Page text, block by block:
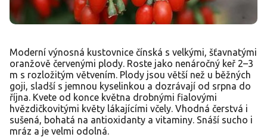
Moderní výnosná kustovnice čínská s velkými, šťavnatými
oranžově červenými plody. Roste jako nenáročný keř 2–3
m s rozložitým větvením. Plody jsou větší než u běžných
goji, sladší s jemnou kyselinkou a dozrávají od srpna do
října. Kvete od konce května drobnými fialovými
hvězdičkovitými květy lákajícími včely. Vhodná čerstvá i
sušená, bohatá na antioxidanty a vitaminy. Snáší sucho i
mráz a je velmi odolná.